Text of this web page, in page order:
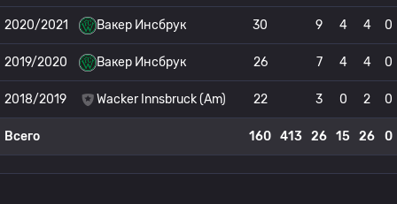
2020/2021 Вакер Инсбрук 30 9 4 4 0
2019/2020 Вакер Инсбрук 26 7 4 4 0
2018/2019 Wacker Innsbruck (Am) 22 3 0 2 0
Всего 160 413 26 15 26 0